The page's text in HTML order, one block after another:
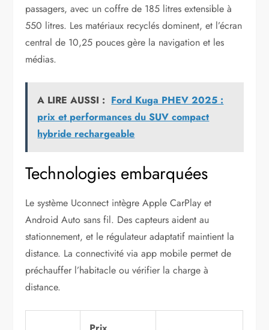
passagers, avec un coffre de 185 litres extensible à
550 litres. Les matériaux recyclés dominent, et l’écran
central de 10,25 pouces gère la navigation et les
médias.
A LIRE AUSSI : Ford Kuga PHEV 2025 :
prix et performances du SUV compact
hybride rechargeable
Technologies embarquées
Le système Uconnect intègre Apple CarPlay et
Android Auto sans fil. Des capteurs aident au
stationnement, et le régulateur adaptatif maintient la
distance. La connectivité via app mobile permet de
préchauffer l’habitacle ou vérifier la charge à
distance.